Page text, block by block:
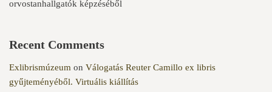
orvostanhallgatók képzéséből
Recent Comments
Exlibrismúzeum on Válogatás Reuter Camillo ex libris
gyűjteményéből. Virtuális kiállítás